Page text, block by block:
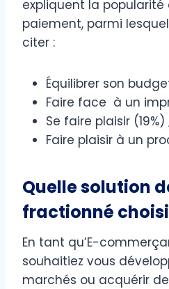
expliquent la
paiement, parmi
citer :
Équilibrer son
Faire face à un
Se faire plaisir (19%)
Faire plaisir à un
Quelle solution
fractionné
En tant qu’E-
souhaitiez vous
marchés ou acquérir